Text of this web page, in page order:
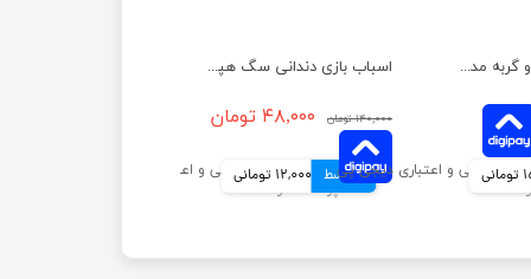
اسباب بازی دندانی سگ هپی پت مدل بوش وک
۱۴۰,۰۰۰ تومان ۴۸,۰۰۰ تومان
4 قسط 12,000 تومانی
اسباب بازی سگ و گربه مدل توپ مشا هپی پت بزرگ